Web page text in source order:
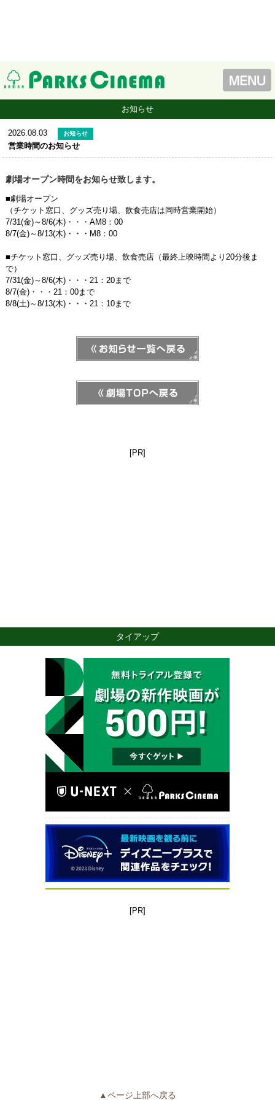
お知らせ
2026.08.03 お知らせ
営業時間のお知らせ
劇場オープン時間をお知らせ致します。
■劇場オープン
（チケット窓口、グッズ売り場、飲食売店は同時営業開始）
7/31(金)～8/6(木)・・・AM8：00
8/7(金)～8/13(木)・・・M8：00
■チケット窓口、グッズ売り場、飲食売店（最終上映時間より20分後ま
で）
7/31(金)～8/6(木)・・・21：20まで
8/7(金)・・・21：00まで
8/8(土)～8/13(木)・・・21：10まで
[PR]
タイアップ
[PR]
▲ページ上部へ戻る